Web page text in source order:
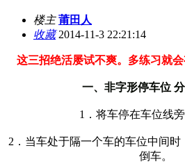
楼主 莆田人
收藏2014-11-3 22:21:14
这三招绝活屡试不爽。多练习就
一、非字形停车位 分
1 ．将车停在车位线旁
2 ．当车处于隔一个车的车位中间
倒车。